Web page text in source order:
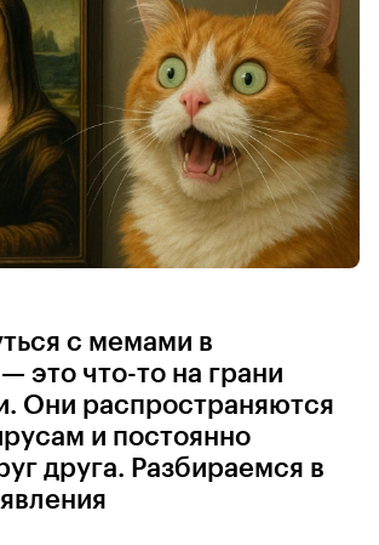
с мемами в
это что-то на грани
Они распространяются
и постоянно
друга. Разбираемся в